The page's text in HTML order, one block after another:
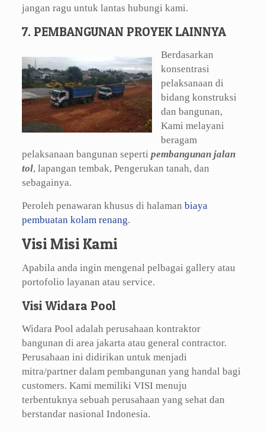
jangan ragu untuk lantas hubungi kami.
7. PEMBANGUNAN PROYEK LAINNYA
Berdasarkan
konsentrasi
pelaksanaan di
bidang konstruksi
dan bangunan,
Kami melayani
beragam
pelaksanaan bangunan seperti pembangunan jalan
tol, lapangan tembak, Pengerukan tanah, dan
sebagainya.
Peroleh penawaran khusus di halaman biaya
pembuatan kolam renang.
Visi Misi Kami
Apabila anda ingin mengenal pelbagai gallery atau
portofolio layanan atau service.
Visi Widara Pool
Widara Pool adalah perusahaan kontraktor
bangunan di area jakarta atau general contractor.
Perusahaan ini didirikan untuk menjadi
mitra/partner dalam pembangunan yang handal bagi
customers. Kami memiliki VISI menuju
terbentuknya sebuah perusahaan yang sehat dan
berstandar nasional Indonesia.